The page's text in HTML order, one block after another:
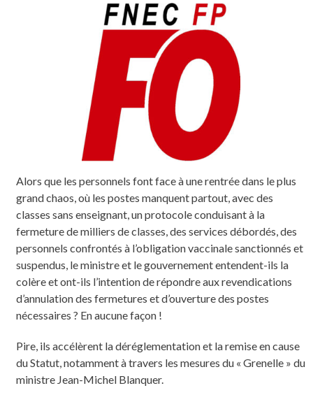
Alors que les personnels font face à une rentrée dans le plus
grand chaos, où les postes manquent partout, avec des
classes sans enseignant, un protocole conduisant à la
fermeture de milliers de classes, des services débordés, des
personnels confrontés à l’obligation vaccinale sanctionnés et
suspendus, le ministre et le gouvernement entendent-ils la
colère et ont-ils l’intention de répondre aux revendications
d’annulation des fermetures et d’ouverture des postes
nécessaires ? En aucune façon !
Pire, ils accélèrent la déréglementation et la remise en cause
du Statut, notamment à travers les mesures du « Grenelle » du
ministre Jean-Michel Blanquer.